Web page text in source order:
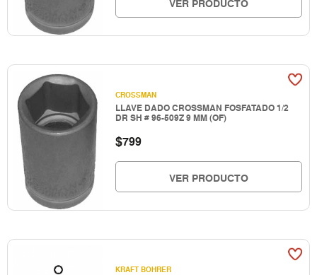
VER PRODUCTO
CROSSMAN
LLAVE DADO CROSSMAN FOSFATADO 1/2
DR SH # 96-509Z 9 MM (OF)
$799
VER PRODUCTO
KRAFT BOHRER